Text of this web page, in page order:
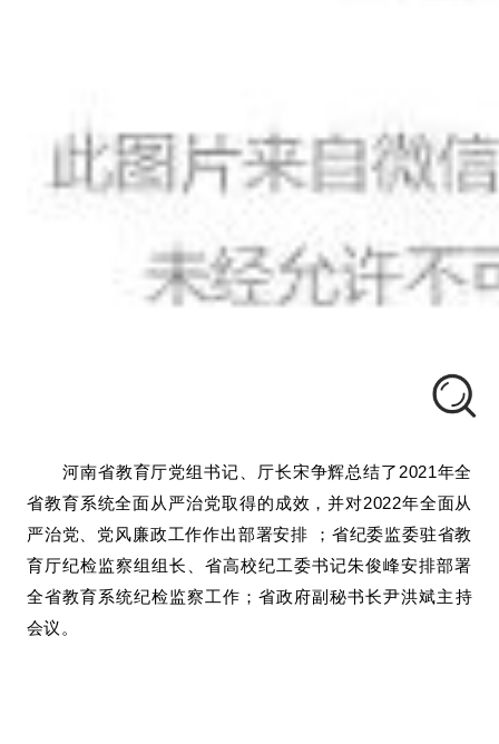
河南省教育厅党组书记、厅长宋争辉总结了 2021年全
省教育系统全面从严治党取得的成效，并对2022年全面从
严治党、党风廉政工作作出部署安排 ； 省纪委监委驻省教
育厅纪检监察组组长、省高校纪工委书记朱俊峰安排部署
全省教育系统纪检监察工作 ；省政府副秘书长尹洪斌主持
会议。